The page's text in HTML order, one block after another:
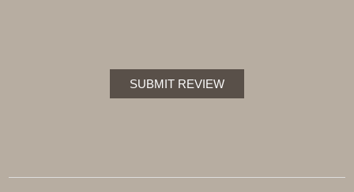
SUBMIT REVIEW